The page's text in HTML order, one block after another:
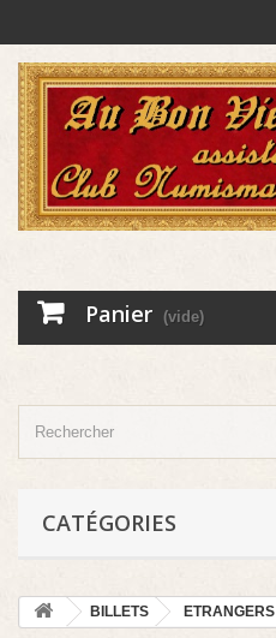
Panier (vide)
CATÉGORIES
BILLETS ETRANGERS